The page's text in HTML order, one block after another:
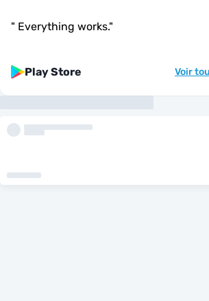
" Everything works."
Play Store Voir